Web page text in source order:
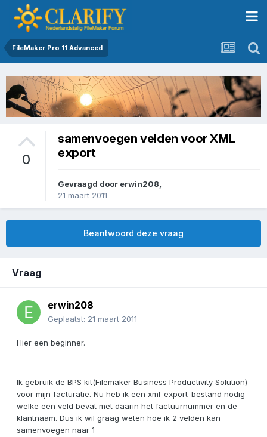
FileMaker Pro 11 Advanced
0
samenvoegen velden voor XML
export
Gevraagd door erwin208
21 maart 2011
Beantwoord deze vraag
Vraag
erwin208
Geplaatst: 21 maart 2011
Hier een beginner.
Ik gebruik de BPS kit(Filemaker Business Productivity Solution)
voor mijn facturatie. Nu heb ik een xml-export-bestand nodig
welke een veld bevat met daarin het factuurnummer en de
klantnaam. Dus ik wil graag weten hoe ik 2 velden kan
samenvoegen naar 1